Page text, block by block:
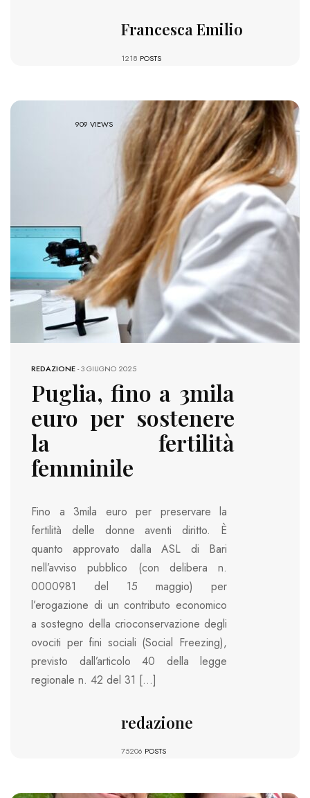
Francesca Emilio
1218 POSTS
909 VIEWS
REDAZIONE-3 GIUGNO 2025
Puglia, fino a 3mila
euro per sostenere
la fertilità
femminile
Fino a 3mila euro per preservare la
fertilità delle donne aventi diritto. È
quanto approvato dalla ASL di Bari
nell’avviso pubblico (con delibera n.
0000981 del 15 maggio) per
l’erogazione di un contributo economico
a sostegno della crioconservazione degli
ovociti per fini sociali (Social Freezing),
previsto dall’articolo 40 della legge
regionale n. 42 del 31 […]
redazione
75206 POSTS